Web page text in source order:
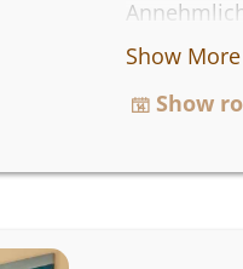
auf dem
Toilette
Show More
Show